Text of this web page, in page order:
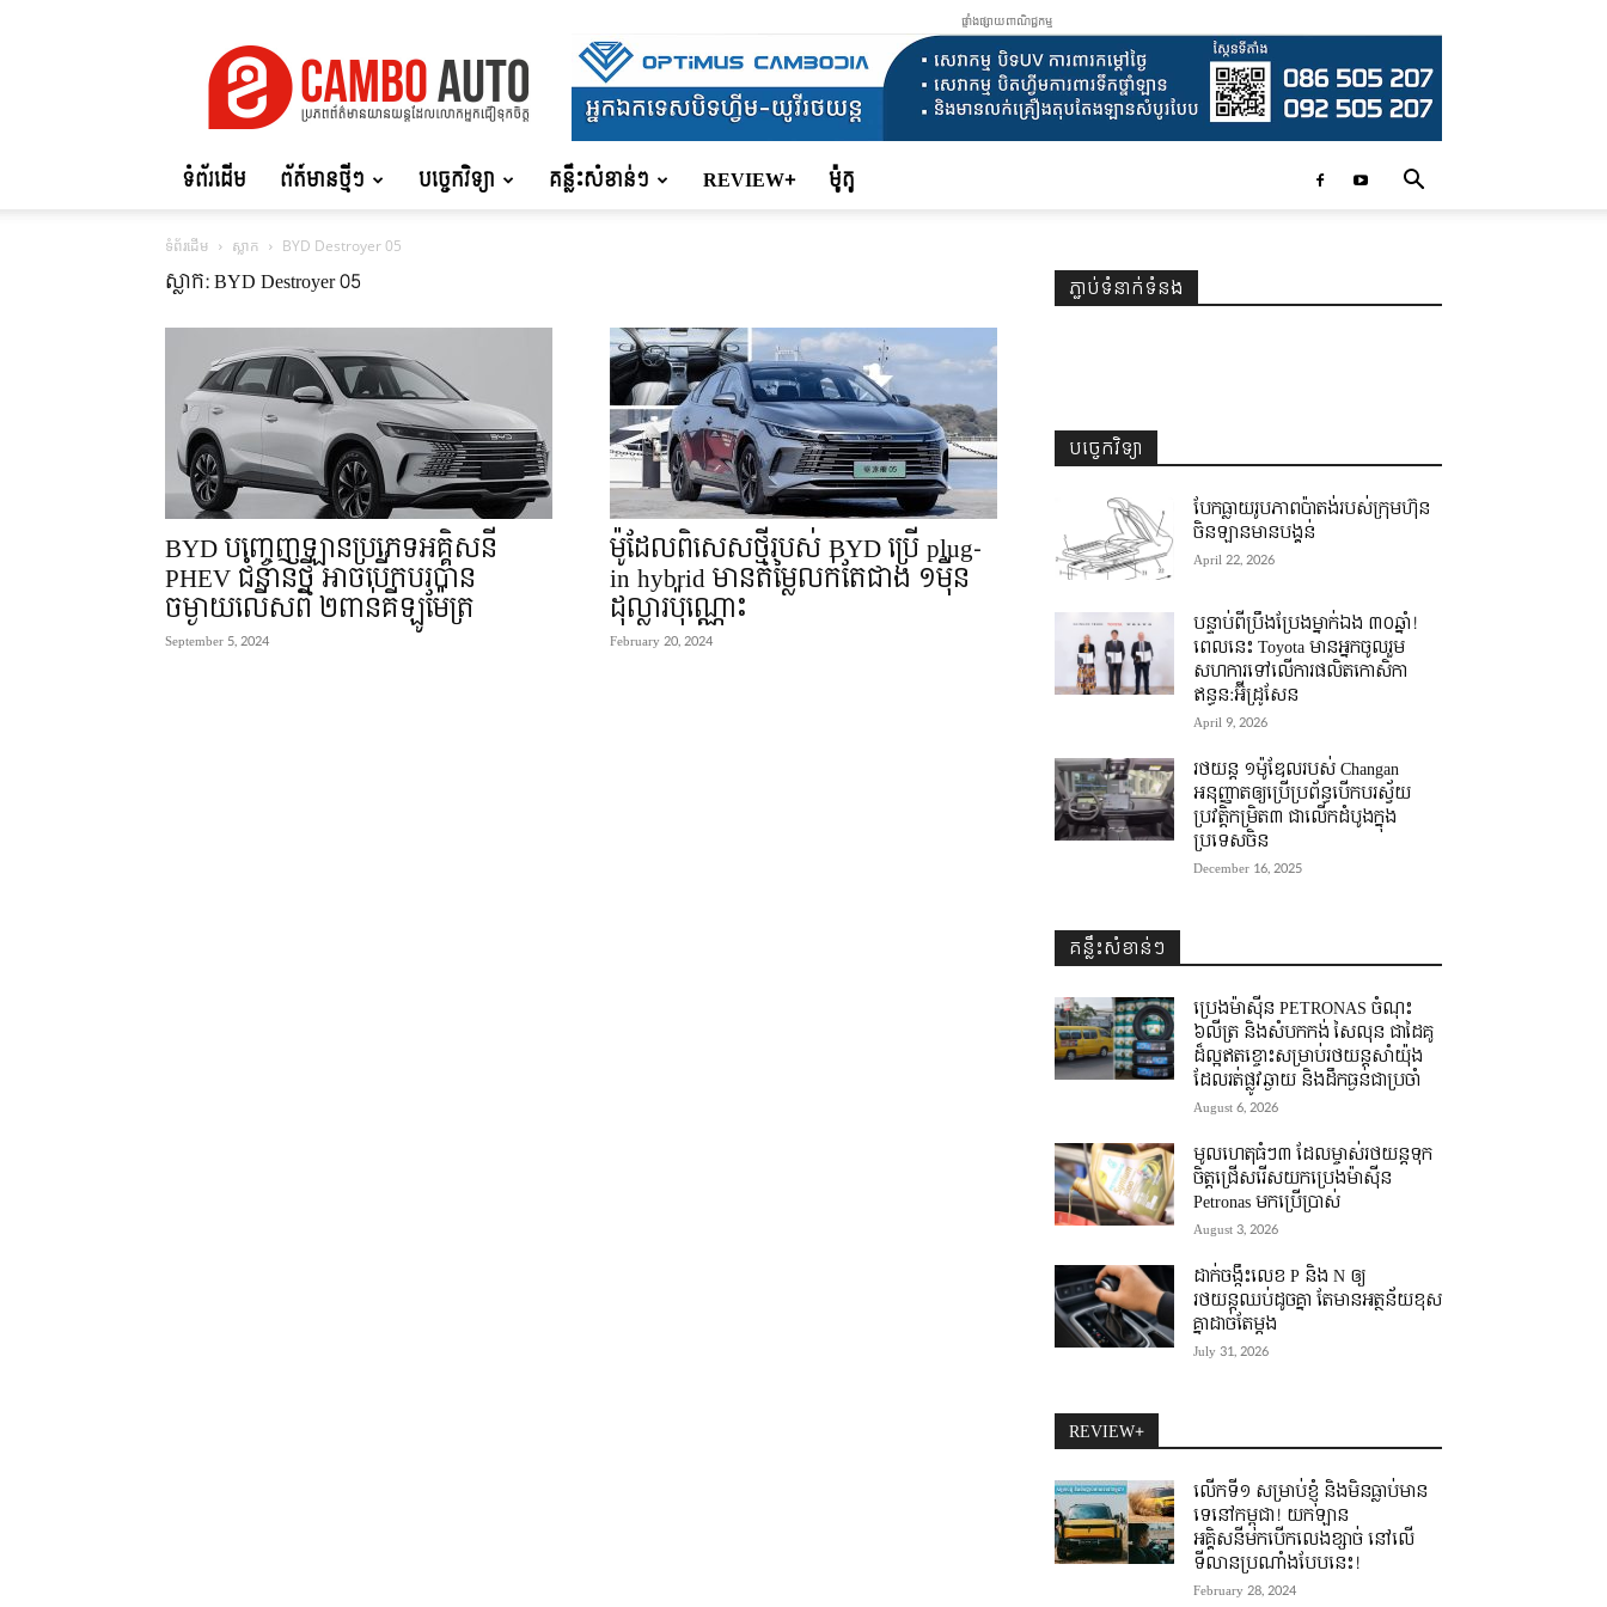
Auto
ផ្ទាំងផ្សាយពាណិជ្ជកម្ម
ទំព័រដើម ព័ត៍មានថ្មីៗ បច្ចេកវិទ្យា គន្លឹះសំខាន់ៗ REVIEW+ ម៉ូតូ
ទំព័រដើម ស្លាក BYD Destroyer 05
ស្លាក: BYD Destroyer 05
BYD បញ្ចេញឡានប្រភេទអគ្គិសនី
PHEV ជំនាន់ថ្មី អាចបើកបរបាន
ចម្ងាយលើសពី ២ពាន់គីឡូម៉ែត្រ
September 5, 2024
ម៉ូដែលពិសេសថ្មីរបស់ BYD ប្រើ plug-
in hybrid មានតម្លៃលក់តែជាង ១មុឺន
ដុល្លារប៉ុណ្ណោះ
February 20, 2024
ភ្ជាប់ទំនាក់ទំនង
បច្ចេកវិទ្យា
បែកធ្លាយរូបភាពប៉ាតង់របស់ក្រុមហ៊ុន
ចិនឡានមានបង្គន់
April 22, 2026
បន្ទាប់ពីប្រឹងប្រែងម្នាក់ឯង ៣០ឆ្នាំ! ​
ពេលនេះ Toyota មានអ្នកចូលរួម
សហការទៅលើការផលិតកោសិកា
ឥន្ធន:អ៊ីដ្រូសែន
April 9, 2026
រថយន្ត ១ម៉ូឌែលរបស់ Changan
អនុញ្ញាតឲ្យប្រើប្រព័ន្ធបើកបរស្វ័យ
ប្រវត្តិកម្រិត៣ ជាលើកដំបូងក្នុង
ប្រទេសចិន
December 16, 2025
គន្លឹះសំខាន់ៗ
ប្រេងម៉ាស៊ីន PETRONAS ចំណុះ
៦លីត្រ និងសំបកកង់ សៃលុន ជាដៃគូ
ដ៏ល្អឥតខ្ចោះសម្រាប់រថយន្តសាំយ៉ុង
ដែលរត់ផ្លូវឆ្ងាយ និងដឹកធ្ងន់ជាប្រចាំ
August 6, 2026
មូលហេតុធំៗ៣ ដែលម្ចាស់រថយន្តទុក
ចិត្តជ្រើសរើសយកប្រេងម៉ាស៊ីន
Petronas មកប្រើប្រាស់
August 3, 2026
ដាក់ចង្កឹះលេខ P និង N ឲ្យ
រថយន្តឈប់ដូចគ្នា តែមានអត្ថន័យខុស
គ្នាដាច់តែម្តង
July 31, 2026
REVIEW+
លើកទី១ សម្រាប់ខ្ញុំ និងមិនធ្លាប់មាន
ទេនៅកម្ពុជា! យកឡាន
អគ្គិសនីមកបើកលេងខ្សាច់ នៅលើ
ទីលានប្រណាំងបែបនេះ!
February 28, 2024